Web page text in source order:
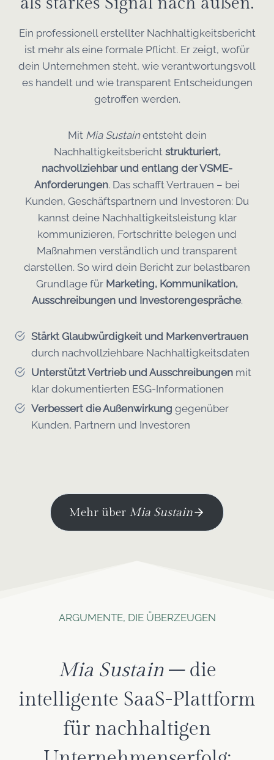
Ein professionell erstellter Nachhaltigkeitsbericht
ist mehr als eine formale Pflicht. Er zeigt, wofür
dein Unternehmen steht, wie verantwortungsvoll
es handelt und wie transparent Entscheidungen
getroffen werden.
Mit Mia Sustainentsteht dein
Nachhaltigkeitsbericht strukturiert,
nachvollziehbar und entlang der VSME-
Anforderungen. Das schafft Vertrauen – bei
Kunden, Geschäftspartnern und Investoren: Du
kannst deine Nachhaltigkeitsleistung klar
kommunizieren, Fortschritte belegen und
Maßnahmen verständlich und transparent
darstellen. So wird dein Bericht zur belastbaren
Grundlage für Marketing, Kommunikation,
Ausschreibungen und Investorengespräche.
Stärkt Glaubwürdigkeit und Markenvertrauen
durch nachvollziehbare Nachhaltigkeitsdaten
Unterstützt Vertrieb und Ausschreibungen mit
klar dokumentierten ESG-Informationen
Verbessert die Außenwirkung gegenüber
Kunden, Partnern und Investoren
Mehr über Mia Sustain
ARGUMENTE, DIE ÜBERZEUGEN
Mia Sustain– die
intelligente SaaS-Plattform
für nachhaltigen